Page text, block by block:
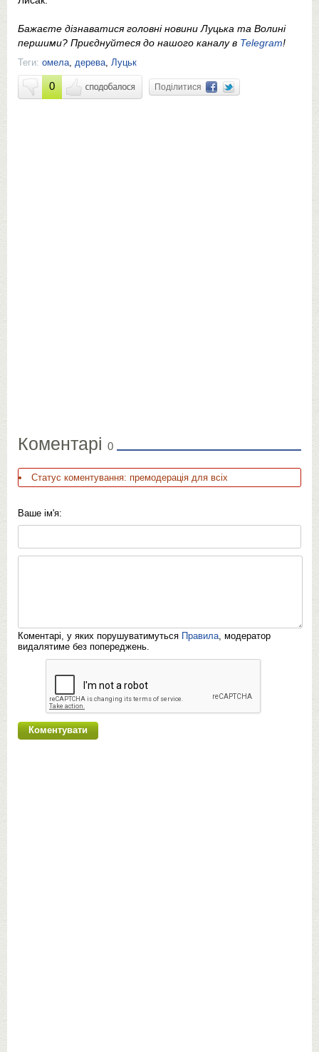
Бажаєте дізнаватися головні новини Луцька та Волині
першими? Приєднуйтеся до нашого каналу в Telegram!
Теги: омела дерева Луцьк
0 Поділитися
Коментарі 0
Статус коментування: премодерація для всіх
Ваше ім'я:
Коментарі, у яких порушуватимуться Правила , модератор
видалятиме без попереджень.